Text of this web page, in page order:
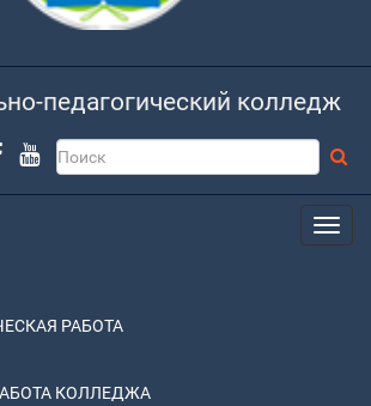
педагогический колледж
РАБОТА
КОЛЛЕДЖА